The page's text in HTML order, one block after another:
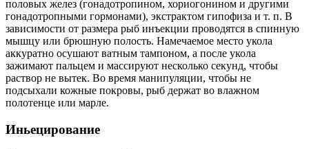
половых желез (гонадотропином, хориогонином и другими
гонадотропными гормонами), экстрактом гипофиза и т. п. В
зависимости от размера рыб инъекции проводятся в спинную
мышцу или брюшную полость. Намечаемое место укола
аккуратно осушают ватным тампоном, а после укола
зажимают пальцем и массируют несколько секунд, чтобы
раствор не вытек. Во время манипуляции, чтобы не
подсыхали кожные покровы, рыб держат во влажном
полотенце или марле.
Иньецирование